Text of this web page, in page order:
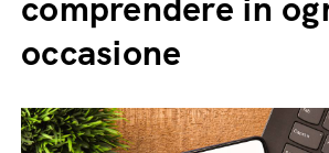
occasione